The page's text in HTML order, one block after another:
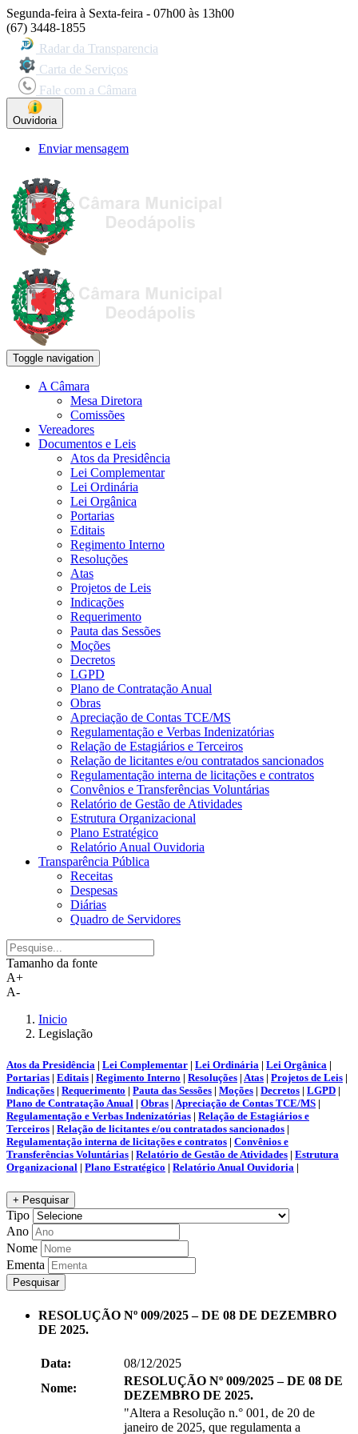
Segunda-feira à Sexta-feira - 07h00 às 13h00
(67) 3448-1855
Radar da Transparencia
Carta de Serviços
Fale com a Câmara
Ouvidoria
Enviar mensagem
Toggle navigation
A Câmara
Mesa Diretora
Comissões
Vereadores
Documentos e Leis
Atos da Presidência
Lei Complementar
Lei Ordinária
Lei Orgânica
Portarias
Editais
Regimento Interno
Resoluções
Atas
Projetos de Leis
Indicações
Requerimento
Pauta das Sessões
Moções
Decretos
LGPD
Plano de Contratação Anual
Obras
Apreciação de Contas TCE/MS
Regulamentação e Verbas Indenizatórias
Relação de Estagiários e Terceiros
Relação de licitantes e/ou contratados sancionados
Regulamentação interna de licitações e contratos
Convênios e Transferências Voluntárias
Relatório de Gestão de Atividades
Estrutura Organizacional
Plano Estratégico
Relatório Anual Ouvidoria
Transparência Pública
Receitas
Despesas
Diárias
Quadro de Servidores
Tamanho da fonte
A+
A-
Inicio
Legislação
Atos da Presidência | Lei Complementar | Lei Ordinária | Lei Orgânica |
Portarias | Editais | Regimento Interno | Resoluções | Atas | Projetos de Leis |
Indicações | Requerimento | Pauta das Sessões | Moções | Decretos | LGPD |
Plano de Contratação Anual | Obras | Apreciação de Contas TCE/MS |
Regulamentação e Verbas Indenizatórias | Relação de Estagiários e
Terceiros | Relação de licitantes e/ou contratados sancionados |
Regulamentação interna de licitações e contratos | Convênios e
Transferências Voluntárias | Relatório de Gestão de Atividades | Estrutura
Organizacional | Plano Estratégico | Relatório Anual Ouvidoria |
+ Pesquisar
Tipo
Ano
Nome
Ementa
Pesquisar
RESOLUÇÃO Nº 009/2025 – DE 08 DE DEZEMBRO
DE 2025.
Data:
08/12/2025
Nome:
RESOLUÇÃO Nº 009/2025 – DE 08 DE
DEZEMBRO DE 2025.
"Altera a Resolução n.° 001, de 20 de
janeiro de 2025, que regulamenta a